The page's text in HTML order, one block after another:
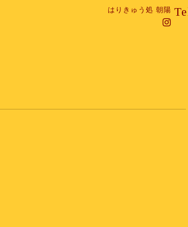
はりきゅう処 朝陽